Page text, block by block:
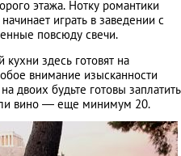
этажа. Нотку романтики
играть в заведении с
повсюду свечи.
здесь готовят на
внимание изысканности
двоих будьте готовы заплатить
вино — еще минимум 20.